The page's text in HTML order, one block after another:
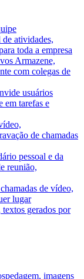
atividades,
toda a empresa
Armazene,
com colegas de
usuários
em tarefas e
de chamadas
pessoal e da
reunião,
de vídeo,
lugar
gerados por
imagens